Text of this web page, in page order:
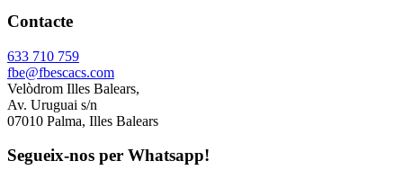
Contacte
633 710 759
fbe@fbescacs.com
Velòdrom Illes Balears,
Av. Uruguai s/n
07010 Palma, Illes Balears
Segueix-nos per Whatsapp!